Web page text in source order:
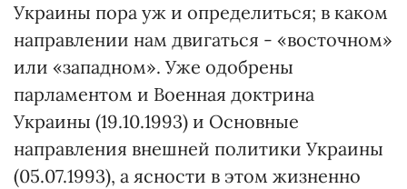
Украины пора уж и определиться; в каком
направлении нам двигаться - «восточном»
или «западном». Уже одобрены
парламентом и Военная доктрина
Украины (19.10.1993) и Основные
направления внешней политики Украины
(05.07.1993), а ясности в этом жизненно